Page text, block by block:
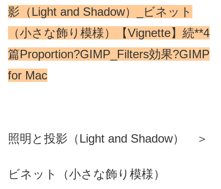
影（Light and Shadow）_ビネット
（小さな飾り模様）【Vignette】続**4
篇Proportion?GIMP_Filters効果?GIMP
for Mac
照明と投影（Light and Shadow） ＞
ビネット（小さな飾り模様）